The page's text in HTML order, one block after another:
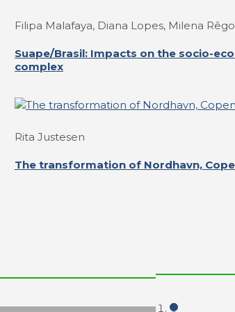
Filipa Malafaya, Diana Lopes, Milena Rêgo
Suape/Brasil: Impacts on the socio-
complex
Rita Justesen
The transformation of Nordhavn,